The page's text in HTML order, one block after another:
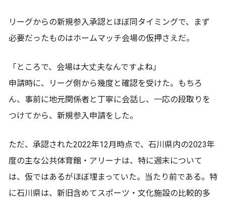
リーグからの新規参入承認とほぼ同タイミングで、まず
必要だったものはホームマッチ会場の仮押さえだ。
「ところで、会場は大丈夫なんですよね」
申請時に、リーグ側から幾度と確認を受けた。もちろ
ん、事前に地元関係者と丁寧に会話し、一応の段取りを
つけてから、新規参入申請をした。
ただ、承認された2022年12月時点で、石川県内の2023年
度の主な公共体育館・アリーナは、特に週末について
は、仮ではあるがほぼ埋まっていた。当たり前である。特
に石川県は、新旧含めてスポーツ・文化施設の比較的多